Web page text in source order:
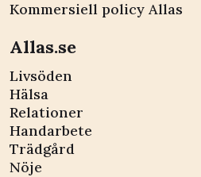
Kommersiell policy Allas
Allas.se
Livsöden
Hälsa
Relationer
Handarbete
Trädgård
Nöje